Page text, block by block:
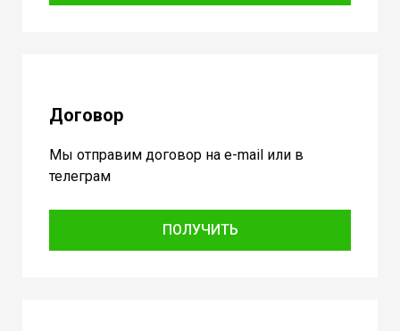
Договор
Мы отправим договор на e-mail или в
телеграм
ПОЛУЧИТЬ